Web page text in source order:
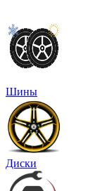
Шины
Диски